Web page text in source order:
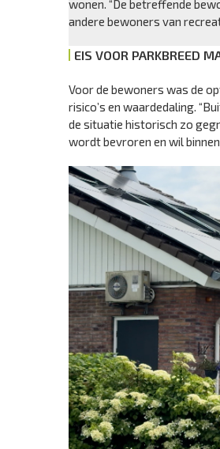
wonen. “De betreffende
andere bewoners van
EIS VOOR PARKBREED
Voor de bewoners was de
risico’s en waardedaling.
de situatie historisch zo
wordt bevroren en wil